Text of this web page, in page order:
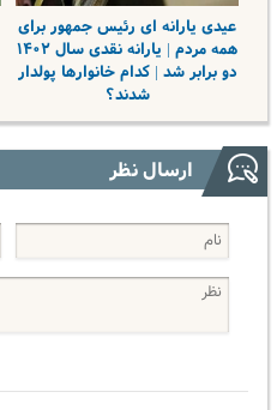
عیدی یارانه ای رئیس جمهور برای
همه مردم | یارانه نقدی سال ۱۴۰۲
دو برابر شد | کدام خانوارها پولدار
شدند؟
ارسال نظر